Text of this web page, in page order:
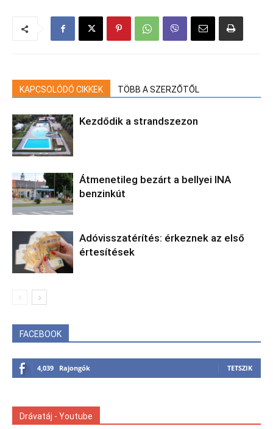
KAPCSOLÓDÓ CIKKEK TÖBB A SZERZŐTŐL
Kezdődik a strandszezon
Átmenetileg bezárt a bellyei INA
benzinkút
Adóvisszatérítés: érkeznek az első
értesítések
FACEBOOK
4,039 Rajongók TETSZIK
Drávatáj - Youtube